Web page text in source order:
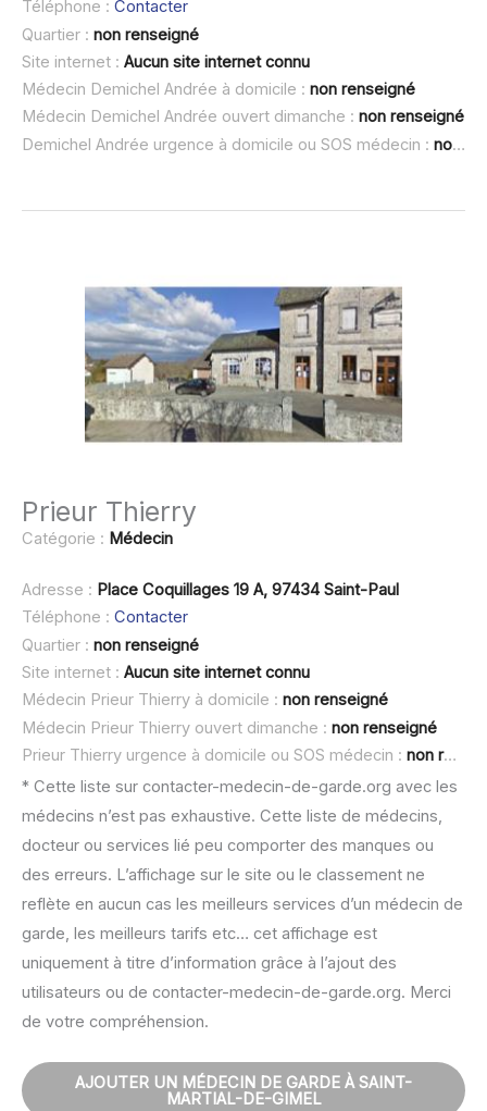
Téléphone : Contacter
Quartier : non renseigné
Site internet : Aucun site internet connu
Médecin Demichel Andrée à domicile : non renseigné
Médecin Demichel Andrée ouvert dimanche : non renseigné
Demichel Andrée urgence à domicile ou SOS médecin : non renseigné
Prieur Thierry
Catégorie : Médecin
Adresse : Place Coquillages 19 A, 97434 Saint-Paul
Téléphone : Contacter
Quartier : non renseigné
Site internet : Aucun site internet connu
Médecin Prieur Thierry à domicile : non renseigné
Médecin Prieur Thierry ouvert dimanche : non renseigné
Prieur Thierry urgence à domicile ou SOS médecin : non renseigné
* Cette liste sur contacter-medecin-de-garde.org avec les
médecins n’est pas exhaustive. Cette liste de médecins,
docteur ou services lié peu comporter des manques ou
des erreurs. L’affichage sur le site ou le classement ne
reflète en aucun cas les meilleurs services d’un médecin de
garde, les meilleurs tarifs etc… cet affichage est
uniquement à titre d’information grâce à l’ajout des
utilisateurs ou de contacter-medecin-de-garde.org. Merci
de votre compréhension.
AJOUTER UN MÉDECIN DE GARDE À SAINT-
MARTIAL-DE-GIMEL